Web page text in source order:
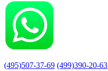
(495)507-37-69 (499)390-20-63